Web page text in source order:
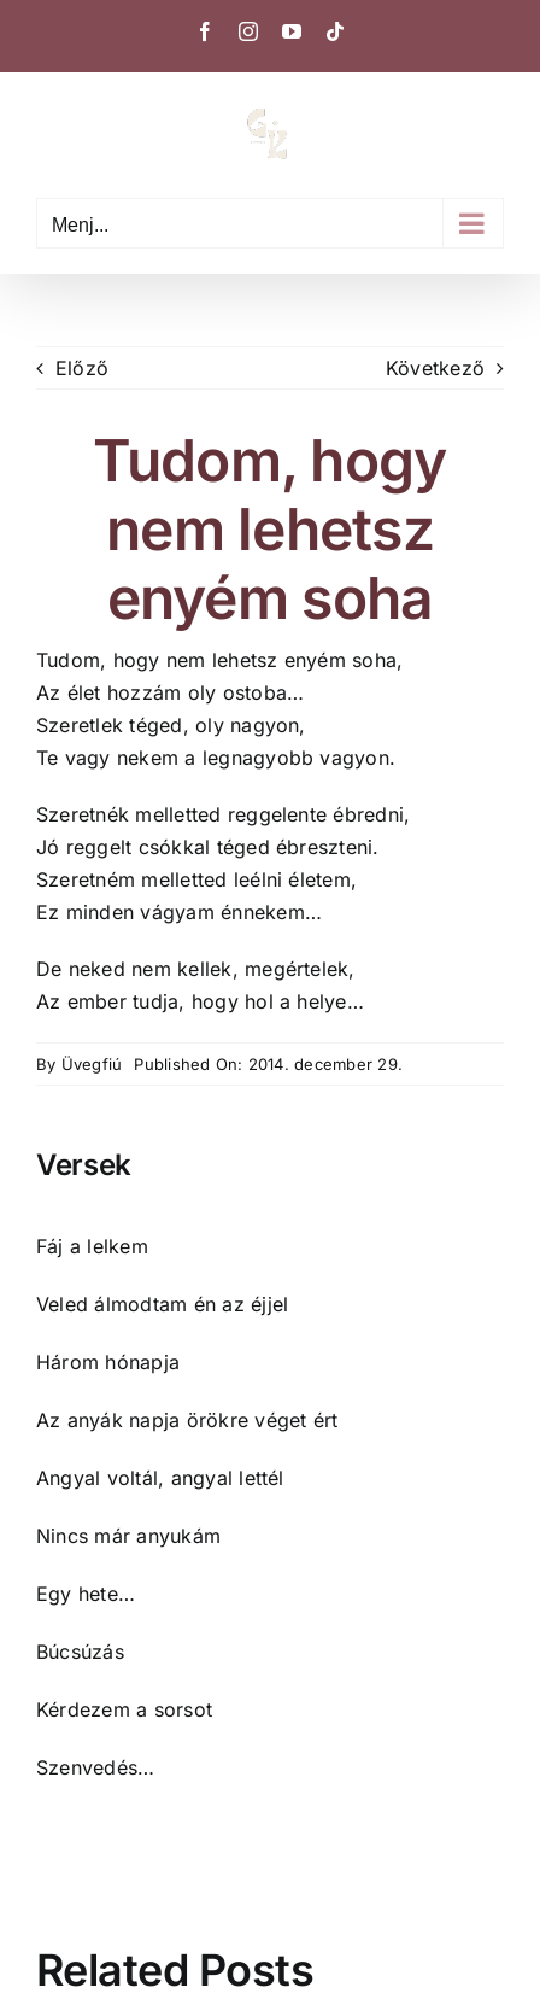
FacebookInstagramYouTube
Menj...
Előző Következő
Tudom, hogy
nem lehetsz
enyém soha
Tudom, hogy nem lehetsz enyém soha,
Az élet hozzám oly ostoba…
Szeretlek téged, oly nagyon,
Te vagy nekem a legnagyobb vagyon.
Szeretnék melletted reggelente ébredni,
Jó reggelt csókkal téged ébreszteni.
Szeretném melletted leélni életem,
Ez minden vágyam énnekem…
De neked nem kellek, megértelek,
Az ember tudja, hogy hol a helye…
By Üvegfiú Published On: 2014. december 29.
Versek
Fáj a lelkem
Veled álmodtam én az éjjel
Három hónapja
Az anyák napja örökre véget ért
Angyal voltál, angyal lettél
Nincs már anyukám
Egy hete…
Búcsúzás
Kérdezem a sorsot
Szenvedés…
Related Posts